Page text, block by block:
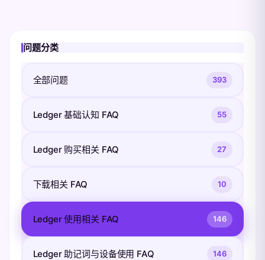
问题分类
全部问题 393
Ledger 基础认知 FAQ 55
Ledger 购买相关 FAQ 27
下载相关 FAQ 10
Ledger 使用相关 FAQ 146
Ledger 助记词与设备使用 FAQ 146